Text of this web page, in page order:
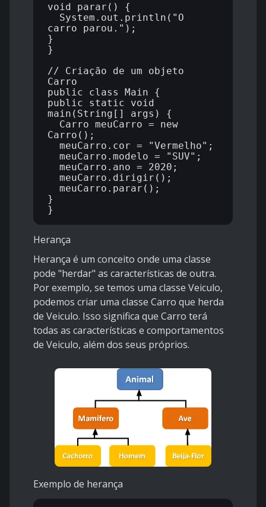
void parar() {
System.out.println("O
carro parou.");
}
}
// Criação de um objeto
Carro
public class Main {
public static void
main(String[] args) {
Carro meuCarro = new
Carro();
meuCarro.cor = "Vermelho";
meuCarro.modelo = "SUV";
meuCarro.ano = 2020;
meuCarro.dirigir();
meuCarro.parar();
}
Herança
Herança é um conceito onde uma classe
pode "herdar" as características de outra.
Por exemplo, se temos uma classe Veiculo,
podemos criar uma classe Carro que herda
de Veiculo. Isso significa que Carro terá
todas as características e comportamentos
de Veiculo, além dos seus próprios.
Exemplo de herança